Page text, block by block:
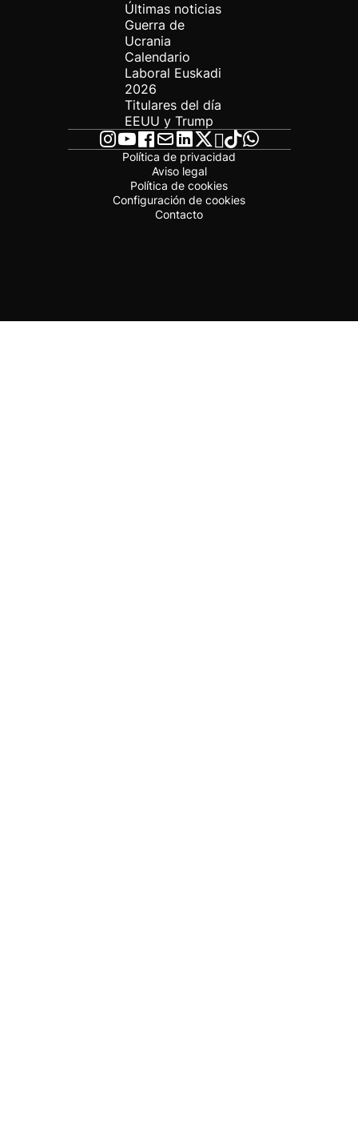
Últimas noticias
Guerra de
Ucrania
Calendario
Laboral Euskadi
2026
Titulares del día
EEUU y Trump
Política de privacidad
Aviso legal
Política de cookies
Configuración de cookies
Contacto